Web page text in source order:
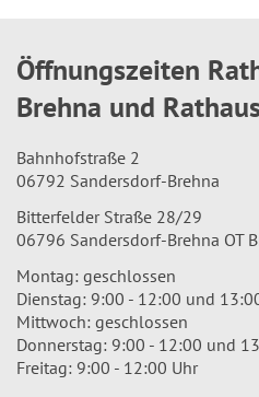
Öffnungszeiten
Brehna und
Bahnhofstraße 2
06792 Sandersdorf-Brehna
Bitterfelder Straße 28/29
06796 Sandersdorf-Brehna OT
Montag: geschlossen
Dienstag: 9:00 - 12:00 und
Mittwoch: geschlossen
Donnerstag: 9:00 - 12:00 und
Freitag: 9:00 - 12:00 Uhr